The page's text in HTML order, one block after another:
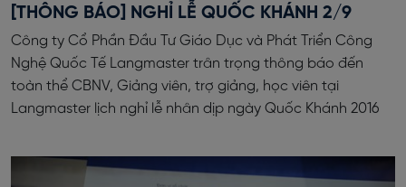
[THÔNG BÁO] NGHỈ LỄ QUỐC KHÁNH 2/9
Công ty Cổ Phần Đầu Tư Giáo Dục và Phát Triển Công
Nghệ Quốc Tế Langmaster trân trọng thông báo đến
toàn thể CBNV, Giảng viên, trợ giảng, học viên tại
Langmaster lịch nghỉ lễ nhân dịp ngày Quốc Khánh 2016